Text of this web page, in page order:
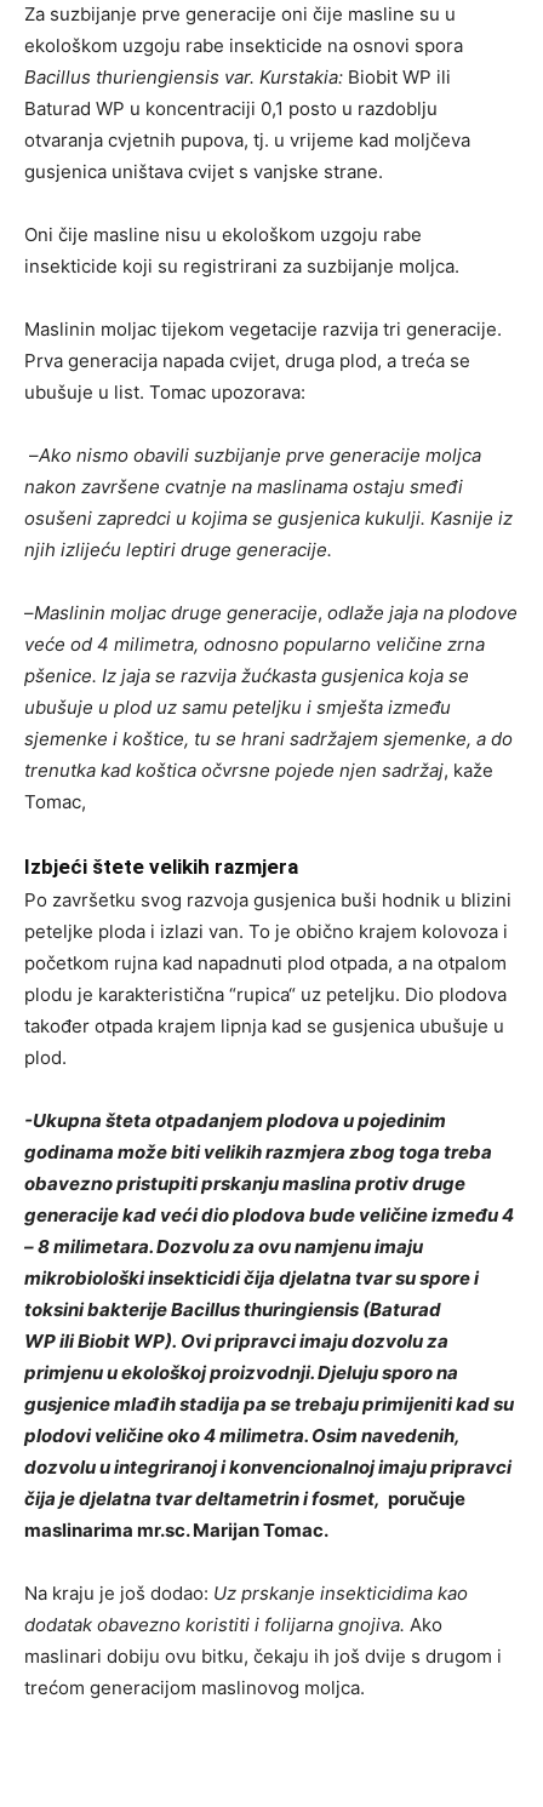
Za suzbijanje prve generacije oni čije masline su u
ekološkom uzgoju rabe insekticide na osnovi spora
Bacillus thuriengiensis var. Kurstakia: Biobit WP ili
Baturad WP u koncentraciji 0,1 posto u razdoblju
otvaranja cvjetnih pupova, tj. u vrijeme kad moljčeva
gusjenica uništava cvijet s vanjske strane.
Oni čije masline nisu u ekološkom uzgoju rabe
insekticide koji su registrirani za suzbijanje moljca.
Maslinin moljac tijekom vegetacije razvija tri generacije.
Prva generacija napada cvijet, druga plod, a treća se
ubušuje u list. Tomac upozorava:
–Ako nismo obavili suzbijanje prve generacije moljca
nakon završene cvatnje na maslinama ostaju smeđi
osušeni zapredci u kojima se gusjenica kukulji. Kasnije iz
njih izlijeću leptiri druge generacije.
–Maslinin moljac druge generacije, odlaže jaja na plodove
veće od 4 milimetra, odnosno popularno veličine zrna
pšenice. Iz jaja se razvija žućkasta gusjenica koja se
ubušuje u plod uz samu peteljku i smješta između
sjemenke i koštice, tu se hrani sadržajem sjemenke, a do
trenutka kad koštica očvrsne pojede njen sadržaj, kaže
Tomac,
Izbjeći štete velikih razmjera
Po završetku svog razvoja gusjenica buši hodnik u blizini
peteljke ploda i izlazi van. To je obično krajem kolovoza i
početkom rujna kad napadnuti plod otpada, a na otpalom
plodu je karakteristična “rupica“ uz peteljku. Dio plodova
također otpada krajem lipnja kad se gusjenica ubušuje u
plod.
-Ukupna šteta otpadanjem plodova u pojedinim
godinama može biti velikih razmjera zbog toga treba
obavezno pristupiti prskanju maslina protiv druge
generacije kad veći dio plodova bude veličine između 4
– 8 milimetara. Dozvolu za ovu namjenu imaju
mikrobiološki insekticidi čija djelatna tvar su spore i
toksini bakterije Bacillus thuringiensis (Baturad
WP ili Biobit WP). Ovi pripravci imaju dozvolu za
primjenu u ekološkoj proizvodnji. Djeluju sporo na
gusjenice mlađih stadija pa se trebaju primijeniti kad su
plodovi veličine oko 4 milimetra. Osim navedenih,
dozvolu u integriranoj i konvencionalnoj imaju pripravci
čija je djelatna tvar deltametrin i fosmet, poručuje
maslinarima mr.sc. Marijan Tomac.
Na kraju je još dodao: Uz prskanje insekticidima kao
dodatak obavezno koristiti i folijarna gnojiva. Ako
maslinari dobiju ovu bitku, čekaju ih još dvije s drugom i
trećom generacijom maslinovog moljca.